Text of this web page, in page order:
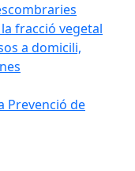
fracció vegetal
a domicili,
Prevenció de